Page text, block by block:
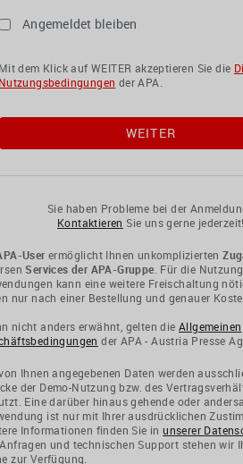
Angemeldet bleiben
Mit dem Klick auf WEITER akzeptieren Sie die
Nutzungsbedingungen der APA.
Sie haben Probleme bei der
Kontaktieren Sie uns gerne jederzeit!
User ermöglicht Ihnen unkomplizierten
Services der APA-Gruppe . Für die
kann eine weitere Freischaltung
nur nach einer Bestellung und genauer
nicht anders erwähnt, gelten dieAllgemeinen
der APA - Austria Presse
Ihnen angegebenen Daten werden
der Demo-Nutzung bzw. des
Eine darüber hinaus gehende oder
ist nur mit Ihrer ausdrücklichen
Informationen finden Sie inunserer
und technischen Support stehen wir
zur Verfügung.